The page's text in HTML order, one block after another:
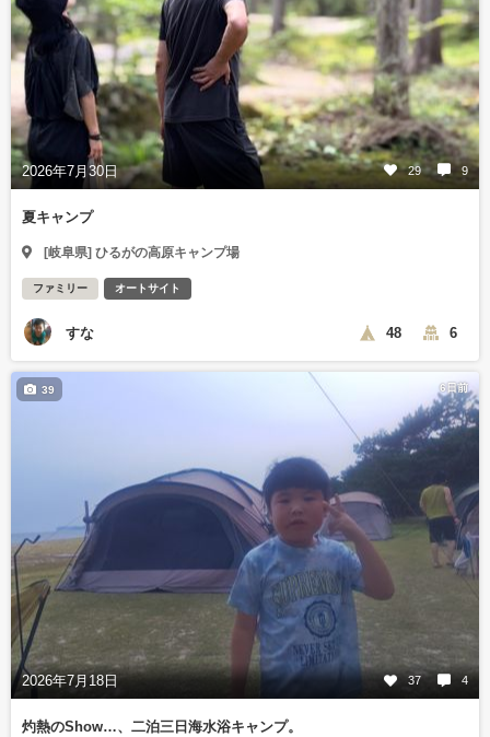
2026年7月30日 29 9
夏キャンプ
[岐阜県] ひるがの高原キャンプ場
ファミリー オートサイト
すな 48 6
6日前
2026年7月18日 37 4
39
灼熱のShow…、二泊三日海水浴キャンプ。